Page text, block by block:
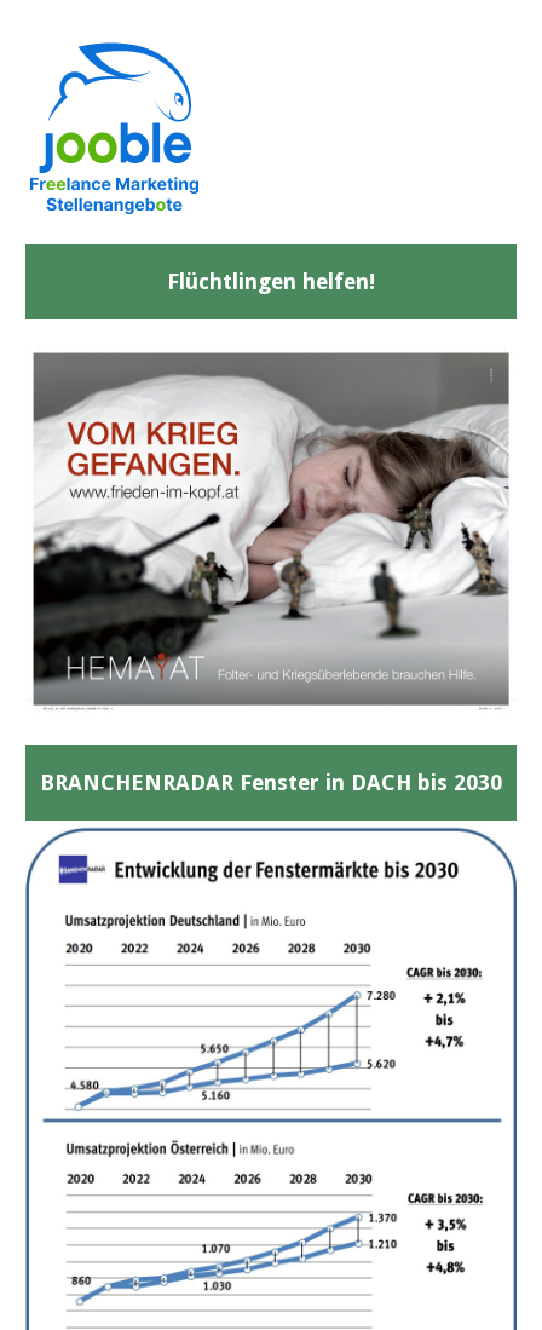
Flüchtlingen helfen!
BRANCHENRADAR Fenster in DACH bis 2030